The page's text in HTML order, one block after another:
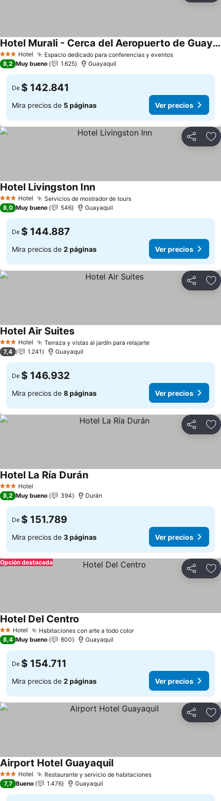
3 Estrellas
Hotel Espacio dedicado para conferencias y eventosVer precios
Hotel Murali - Cerca del Aeropuerto de Guayaquil
Ver precios
8,2 Muy bueno 1.625 Guayaquil
De $ 142.841
Mira precios de 5 páginas Ver precios
Compartir
3 Estrellas
Hotel Servicios de mostrador de toursVer precios
Hotel Livingston InnVer precios
8,0 Muy bueno 546 Guayaquil
De $ 144.887
Mira precios de 2 páginas Ver precios
Compartir
3 Estrellas
Hotel Terraza y vistas al jardín para relajarteVer precios
Hotel Air SuitesVer precios
7,4 1.241 Guayaquil
De $ 146.932
Mira precios de 8 páginas Ver precios
Compartir
3 Estrellas
Hotel
Hotel La Ría DuránVer precios
8,2 Muy bueno 394 Durán
De $ 151.789
Mira precios de 3 páginas Ver precios
Compartir
Opción destacada
2 Estrellas
Hotel Habitaciones con arte a todo colorVer precios
Hotel Del Centro
8,4 Muy bueno 800 Guayaquil
De $ 154.711
Mira precios de 2 páginas Ver precios
Compartir
3 Estrellas
Hotel Restaurante y servicio de habitacionesVer precios
Airport Hotel GuayaquilVer precios
7,7 Bueno 1.476 Guayaquil